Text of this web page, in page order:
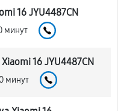
16 JYU4487CN
минут
16 JYU4487CN
минут